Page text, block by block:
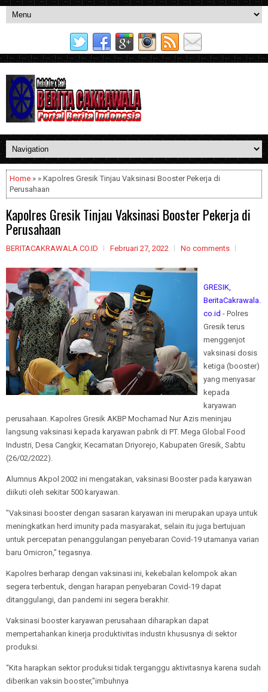
Home » » Kapolres Gresik Tinjau Vaksinasi Booster Pekerja di
Perusahaan
Kapolres Gresik Tinjau Vaksinasi Booster Pekerja di
Perusahaan
BERITACAKRAWALA.CO.ID Februari 27, 2022 No comments
GRESIK,
BeritaCakrawala.
co.id - Polres
Gresik terus
menggenjot
vaksinasi dosis
ketiga (booster)
yang menyasar
kepada
karyawan
perusahaan. Kapolres Gresik AKBP Mochamad Nur Azis meninjau
langsung vaksinasi kepada karyawan pabrik di PT. Mega Global Food
Industri, Desa Cangkir, Kecamatan Driyorejo, Kabupaten Gresik, Sabtu
(26/02/2022).
Alumnus Akpol 2002 ini mengatakan, vaksinasi Booster pada karyawan
diikuti oleh sekitar 500 karyawan.
"Vaksinasi booster dengan sasaran karyawan ini merupakan upaya untuk
meningkatkan herd imunity pada masyarakat, selain itu juga bertujuan
untuk percepatan penanggulangan penyebaran Covid-19 utamanya varian
baru Omicron,” tegasnya.
Kapolres berharap dengan vaksinasi ini, kekebalan kelompok akan
segera terbentuk, dengan harapan penyebaran Covid-19 dapat
ditanggulangi, dan pandemi ini segera berakhir.
Vaksinasi booster karyawan perusahaan diharapkan dapat
mempertahankan kinerja produktivitas industri khususnya di sektor
produksi.
“Kita harapkan sektor produksi tidak terganggu aktivitasnya karena sudah
diberikan vaksin booster,"imbuhnya